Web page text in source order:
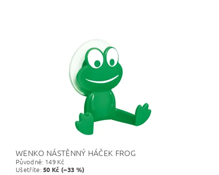
WENKO NÁSTĚNNÝ HÁČEK FROG
Původně: 149 Kč
Ušetříte:50 Kč (–33 %)